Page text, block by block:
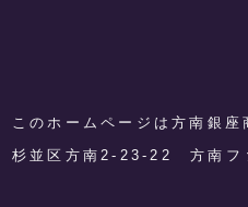
このホームページは方南銀
杉並区方南2-23-22 方南フ